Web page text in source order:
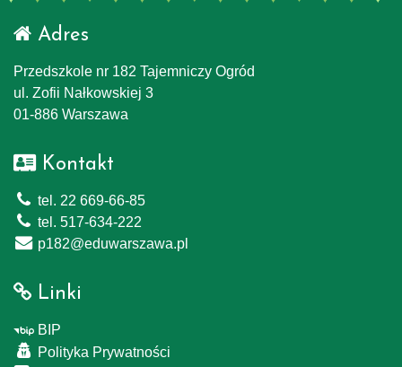
Adres
Przedszkole nr 182 Tajemniczy Ogród
ul. Zofii Nałkowskiej 3
01-886 Warszawa
Kontakt
tel. 22 669-66-85
tel. 517-634-222
p182@eduwarszawa.pl
Linki
BIP
Polityka Prywatności